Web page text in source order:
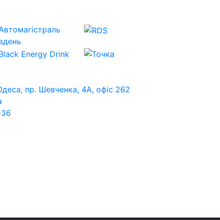
пр. Шевченка, 4А, офіс 262